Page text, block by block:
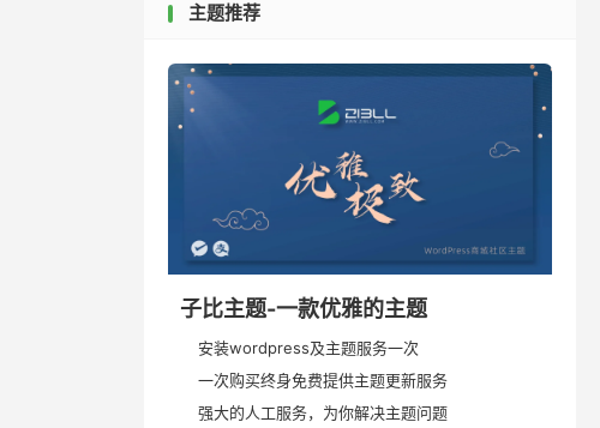
主题推荐
子比主题-一款优雅的主题
安装wordpress及主题服务一次
一次购买终身免费提供主题更新服务
强大的人工服务，为你解决主题问题